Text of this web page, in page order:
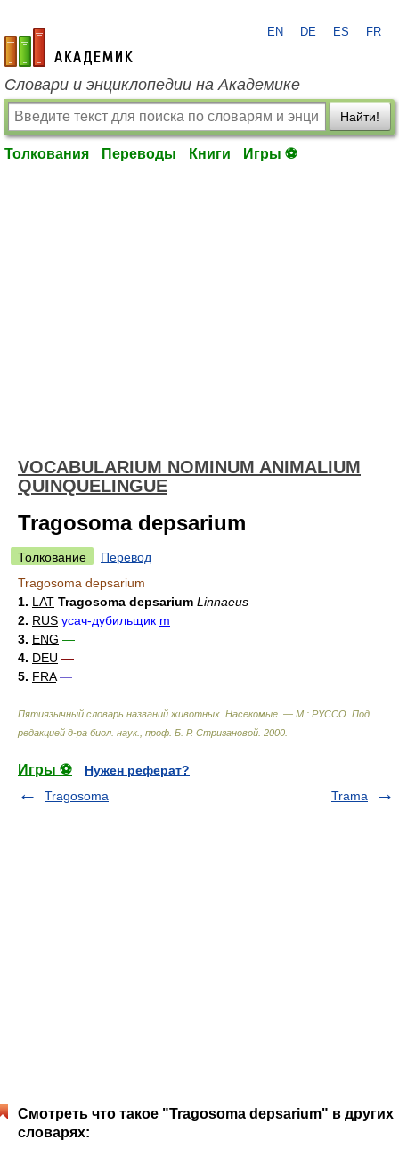
academic.ru
EN DE ES FR
Словари и энциклопедии на Академике
Найти!
Толкования Переводы Книги Игры ⚽
VOCABULARIUM NOMINUM ANIMALIUM
QUINQUELINGUE
Tragosoma depsarium
Толкование
Перевод
Tragosoma depsarium
1. LAT Tragosoma depsarium Linnaeus
2. RUS усач-дубильщик m
3. ENG —
4. DEU —
5. FRA —
Пятиязычный словарь названий животных. Насекомые. — М.: РУССО Под
редакцией д-ра биол. наук., проф. Б. Р. Стригановой 2000
Игры ⚽
Нужен реферат?
Tragosoma
Trama
Смотреть что такое "Tragosoma depsarium" в других
словарях: